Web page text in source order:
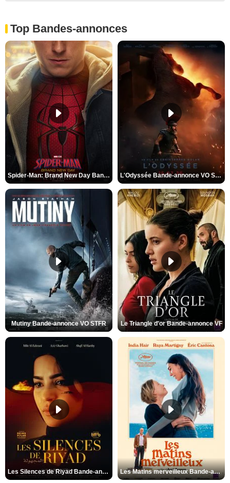
Top Bandes-annonces
Spider-Man: Brand New Day Bande-annonce VO STFR L'Odyssée Bande-annonce VO STFR
Mutiny Bande-annonce VO STFR Le Triangle d'or Bande-annonce VF
Les Silences de Riyad Bande-annonce VO STFR Les Matins merveilleux Bande-annonce VF